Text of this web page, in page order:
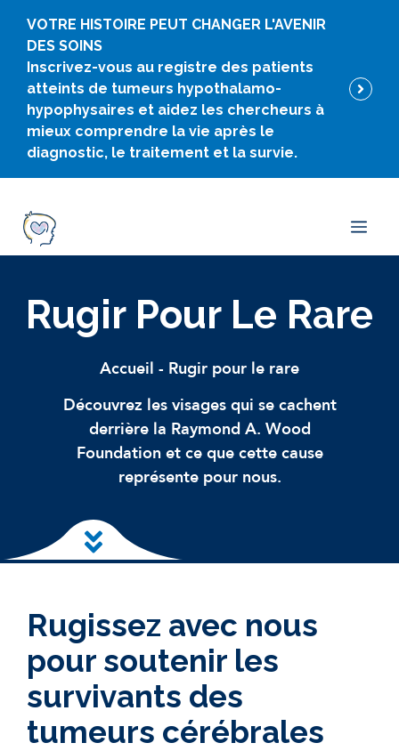
content
VOTRE HISTOIRE PEUT CHANGER L'AVENIR
DES SOINS
Inscrivez-vous au registre des patients
atteints de tumeurs hypothalamo-
hypophysaires et aidez les chercheurs à
mieux comprendre la vie après le
diagnostic, le traitement et la survie.
Rugir Pour Le Rare
Accueil - Rugir pour le rare
Découvrez les visages qui se cachent
derrière la Raymond A. Wood
Foundation et ce que cette cause
représente pour nous.
Skip to main content
Rugissez avec nous
pour soutenir les
survivants des
tumeurs cérébrales